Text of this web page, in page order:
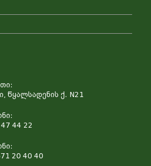
წყალსადენის ქ. N21
44 22
20 40 40